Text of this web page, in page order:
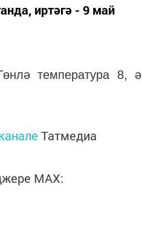
иртәгә - 9 май
температура 8, ә
Татмедиа
MАХ: